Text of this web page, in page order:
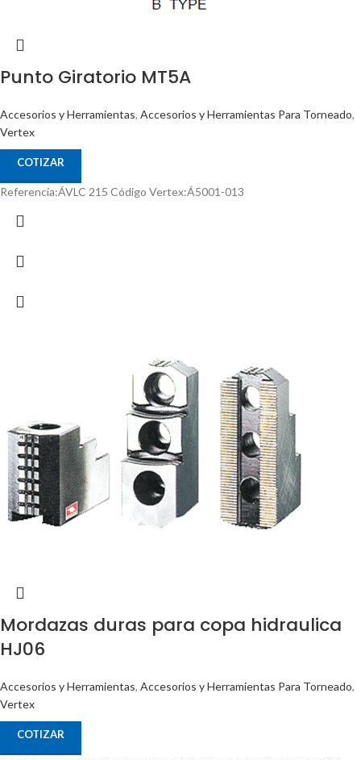
Punto Giratorio MT5A
Accesorios y Herramientas, Accesorios y Herramientas Para Torneado,
Vertex
COTIZAR
Referencia:ÁVLC 215 Código Vertex:Á5001-013
Mordazas duras para copa hidraulica
HJ06
Accesorios y Herramientas, Accesorios y Herramientas Para Torneado,
Vertex
COTIZAR